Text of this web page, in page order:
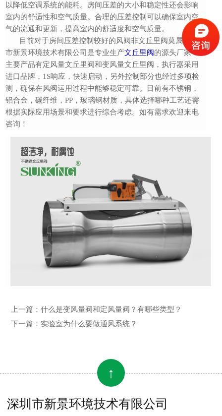
以降低空调系统的能耗。房间压差的大小和稳定性还会影响
室内的舒适性和空气质量。合理的压差控制可以确保室内空
气的流通和更新，提高室内的舒适度和空气质量。
目前对于房间压差控制较好的风阀非文丘里阀莫属，深圳
市新景环境技术有限公司是专业生产文丘里阀的源头厂家，
主要产品有定风量文丘里阀和变风量文丘里阀，执行器采用
进口品牌， 1S响应，快速启动，另外控制部分也经过多项检
测，确保在风阀运用过程中能够稳定可靠。目前有不锈钢，
铝合金，碳纤维，PP，玻璃钢材质，具体选择哪种工艺还需
根据实际应用场景和要求进行综合考虑。如有需求欢迎来电
咨询！
上一篇： 什么是变风量阀和定风量阀？有哪些类型？
下一篇： 实验室为什么要做通风系统？
↑
深圳市新景环境技术有限公司